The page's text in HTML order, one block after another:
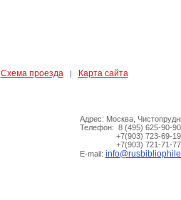
Схема проезда |
Карта сайта
Адрес: Москва,
Телефон: 8 (495) 625-90-90
+7(903) 723-69-19
+7(903) 721-71-77
E-mail: